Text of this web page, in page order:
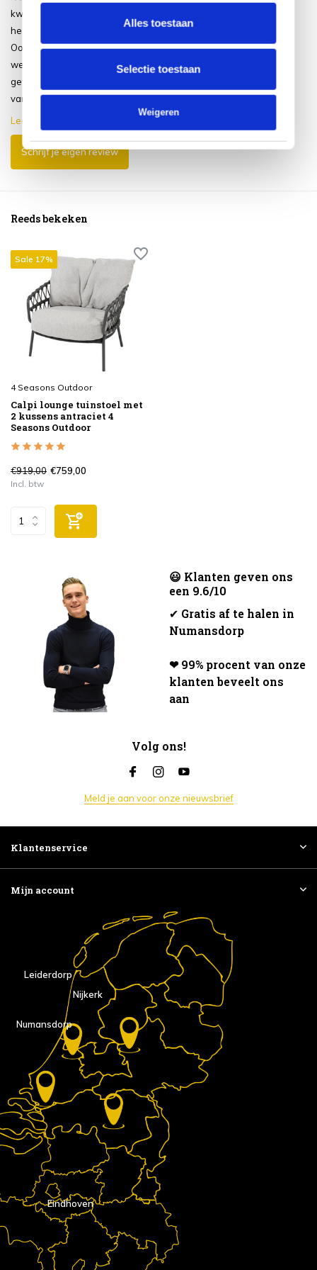
Alles toestaan
Selectie toestaan
Weigeren
kwalitatief van hoog niveau en zit
heerlijk.
Ook de service was geweldig. Hij
werd gewoon de volgende dag
gewoon even door een medewerker
van AVH na het w...
Lees meer
Schrijf je eigen review
Reeds bekeken
Sale 17%
4 Seasons Outdoor
Calpi lounge tuinstoel met
2 kussens antraciet 4
Seasons Outdoor
€919,00 €759,00
Incl. btw
😃 Klanten geven ons
een 9.6/10
✔ Gratis af te halen in
Numansdorp
❤ 99% procent van onze
klanten beveelt ons
aan
Volg ons!
Meld je aan voor onze nieuwsbrief
Klantenservice
Mijn account
Eindhoven
Nijkerk
Numansdorp
Leiderdorp